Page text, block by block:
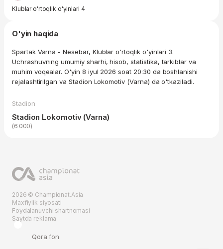
Klublar o'rtoqlik o'yinlari 4
O'yin haqida
Spartak Varna - Nesebar, Klublar o'rtoqlik o'yinlari 3.
Uchrashuvning umumiy sharhi, hisob, statistika, tarkiblar va
muhim voqealar. O'yin 8 iyul 2026 soat 20:30 da boshlanishi
rejalashtirilgan va Stadion Lokomotiv (Varna) da o'tkaziladi.
Stadion
Stadion Lokomotiv (Varna)
(6 000)
2026 © Championat.Asia
Maxfiylik siyosati
Foydalanuvchi shartnomasi
Saytda reklama
Qora fon